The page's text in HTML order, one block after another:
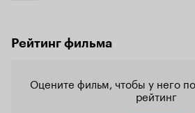
Рейтинг фильма
Оцените фильм, чтобы у него
рейтинг